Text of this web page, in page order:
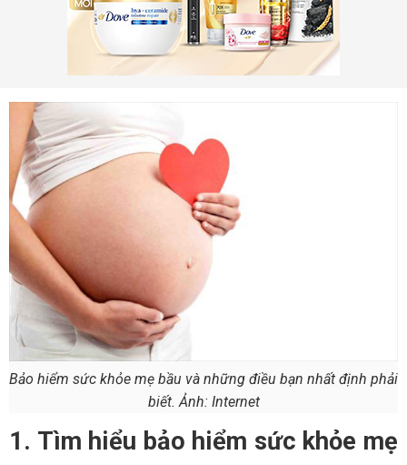
Bảo hiểm sức khỏe mẹ bầu và những điều bạn nhất định phải
biết. Ảnh: Internet
1. Tìm hiểu bảo hiểm sức khỏe mẹ